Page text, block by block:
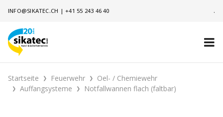
INFO@SIKATEC.CH |+41 55 243 46 40 .
Startseite Feuerwehr
Oel- / Chemiewehr
Auffangsysteme
Notfallwannen flach (faltbar)